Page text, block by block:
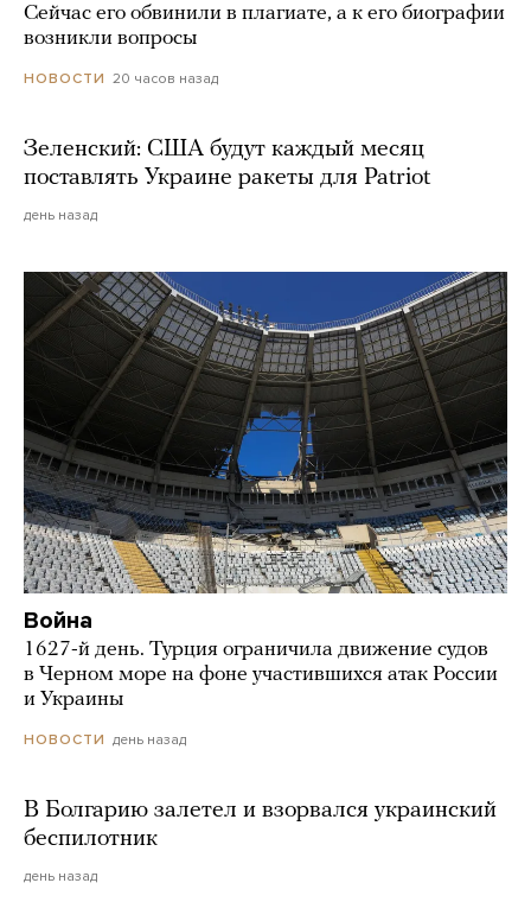
Сейчас его обвинили в плагиате, а к его биографии
возникли вопросы
НОВОСТИ 20 часов назад
Зеленский: США будут каждый месяц
поставлять Украине ракеты для Patriot
день назад
Война
1627-й день. Турция ограничила движение судов
в Черном море на фоне участившихся атак России
и Украины
НОВОСТИ день назад
В Болгарию залетел и взорвался украинский
беспилотник
день назад